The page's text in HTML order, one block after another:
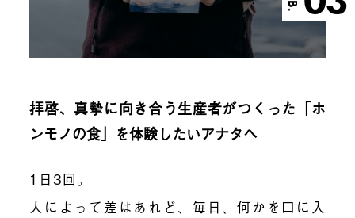
拝啓、真摯に向き合う生産者がつくった「ホ
ンモノの食」を体験したいアナタへ
1日3回。
人によって差はあれど、毎日、何かを口に入